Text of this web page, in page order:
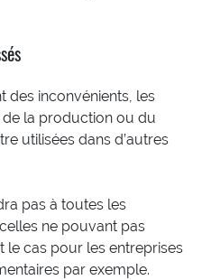
des inconvénients, les
de la production ou du
utilisées dans d’autres
pas à toutes les
ne pouvant pas
le cas pour les entreprises
par exemple.